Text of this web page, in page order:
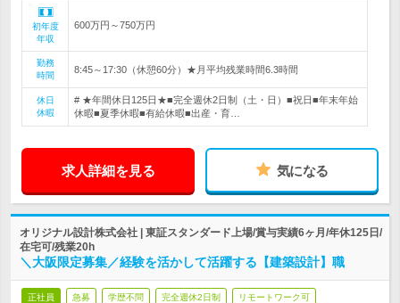
初年度
年収
600万円～750万円
勤務
時間
8:45～17:30（休憩60分）★月平均残業時間6.3時間
休日
休暇
# ★年間休日125日★■完全週休2日制（土・日）■祝日■年末年始
休暇■夏季休暇■有給休暇■出産・育…
求人詳細を見る 気になる
オリジナル設計株式会社 | 東証スタンダード上場/賞与実績6ヶ月/年休125日/
在宅可/残業20h
＼大阪限定募集／経験を活かして活躍する【建築設計】職
正社員 急募 学歴不問 完全週休2日制 リモートワーク可